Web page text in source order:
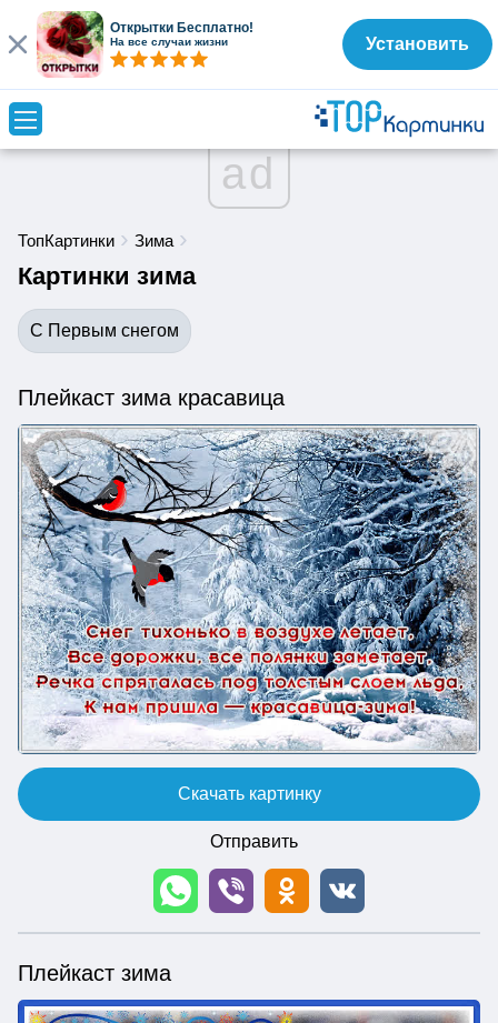
ad
ТопКартинки Зима
Картинки зима
С Первым снегом
Плейкаст зима красавица
Скачать картинку
Отправить
Плейкаст зима
Открытки Бесплатно!
На все случаи жизни Установить